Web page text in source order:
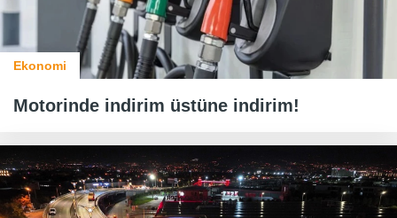
Ekonomi
Motorinde indirim üstüne indirim!